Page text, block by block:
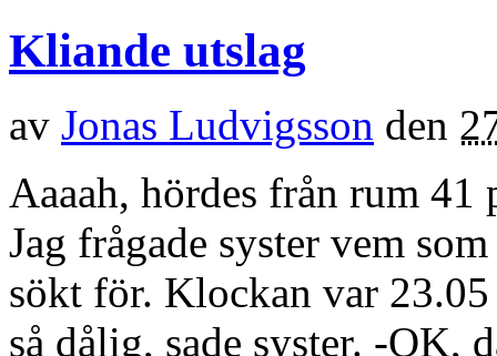
Kliande utslag
av Jonas Ludvigsson den
Aaaah, hördes från rum
Jag frågade syster vem
sökt för. Klockan var
så dålig, sade syster. -OK,